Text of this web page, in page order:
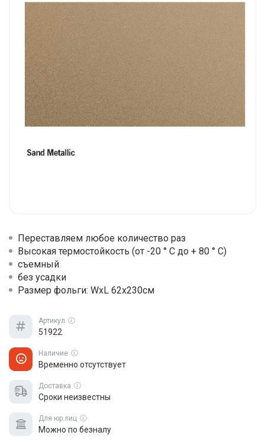
Переставляем любое количество раз
Высокая термостойкость (от -20 ° C до + 80 ° C)
съемный
без усадки
Размер фольги: WxL 62x230см
Артикул
51922
Наличие
Временно отсутствует
Доставка
Сроки неизвестны
Для юр.лиц
Можно по безналу